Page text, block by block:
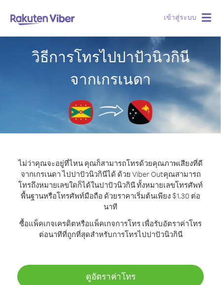
เข้าสู่ระบบ
วิธีการโทรไปปาปัวนิวกินี
จากเกรเนดา
ไม่ว่าคุณจะอยู่ที่ไหน คุณก็สามารถโทรด้วยคุณภาพเสียงที่ดี
จากเกรเนดา ไปปาปัวนิวกินีได้ ด้วย Viber Outคุณสามารถ
โทรถึงหมายเลขใดก็ได้ในปาปัวนิวกินี ทั้งหมายเลขโทรศัพท์
พื้นฐานหรือโทรศัพท์มือถือ ด้วยราคาเริ่มต้นเพียง $1.30 ต่อ
นาที
ซื้อแพ็คเกจเครดิตหรือแพ็คเกจการโทร เพื่อรับอัตราค่าโทร
ต่อนาทีที่ถูกที่สุดสำหรับการโทรไปปาปัวนิวกินี
ดูอัตราค่าโทร